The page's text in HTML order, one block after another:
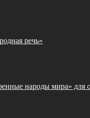
речь»
народы мира» для